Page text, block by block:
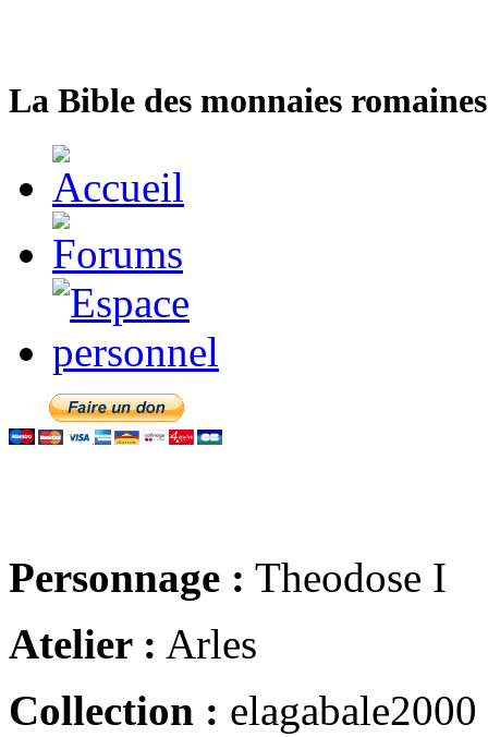
La Bible des monnaies
Personnage : Theodose I
Atelier : Arles
Collection : elagabale2000